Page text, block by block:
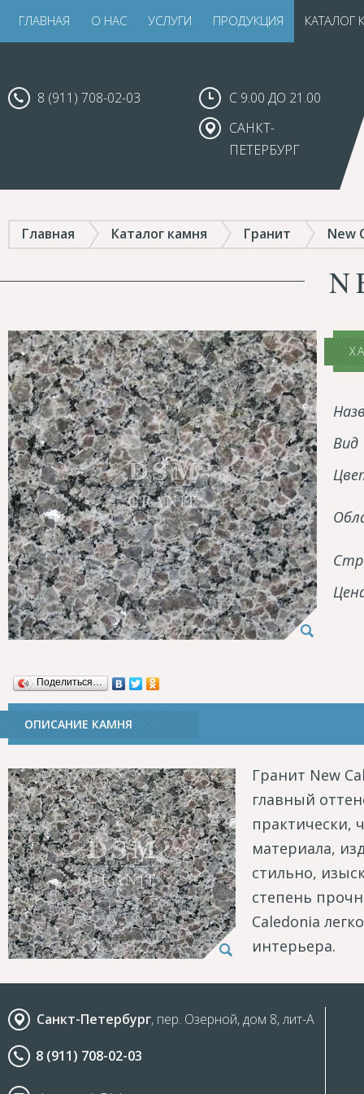
ГЛАВНАЯ О НАС УСЛУГИ ПРОДУКЦИЯ КАТАЛОГ
8 (911) 708-02-03
С 9.00 ДО 21.00
САНКТ-
ПЕТЕРБУРГ
Главная Каталог камня Гранит New
Вид
Поделиться…
ОПИСАНИЕ КАМНЯ
Гранит New
главный
практически,
материала,
стильно,
степень
Caledonia
интерьера.
Санкт-Петербург, пер. Озерной, дом 8, лит-А
8 (911) 708-02-03